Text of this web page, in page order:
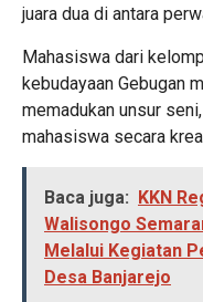
juara dua di antara
Mahasiswa dari
kebudayaan Gebugan
memadukan unsur
mahasiswa secara
Baca juga:
KKN
Walisongo
Melalui Kegiatan
Desa Banjarejo